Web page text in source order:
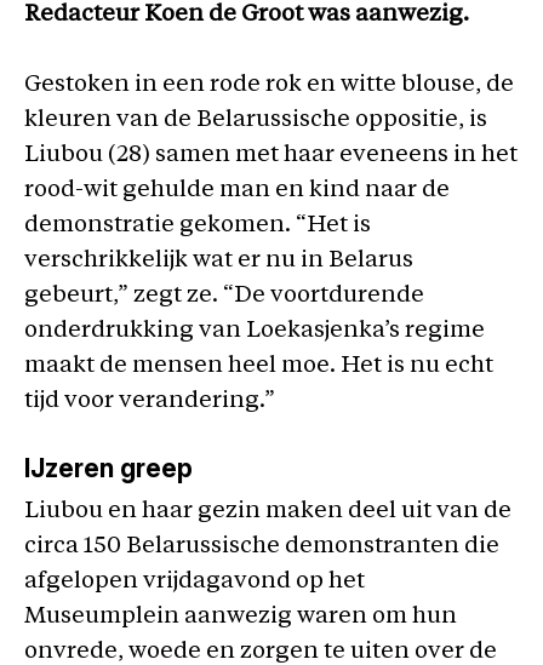
Redacteur Koen de Groot was aanwezig.
Gestoken in een rode rok en witte blouse, de
kleuren van de Belarussische oppositie, is
Liubou (28) samen met haar eveneens in het
rood-wit gehulde man en kind naar de
demonstratie gekomen. “Het is
verschrikkelijk wat er nu in Belarus
gebeurt,” zegt ze. “De voortdurende
onderdrukking van Loekasjenka’s regime
maakt de mensen heel moe. Het is nu echt
tijd voor verandering.”
IJzeren greep
Liubou en haar gezin maken deel uit van de
circa 150 Belarussische demonstranten die
afgelopen vrijdagavond op het
Museumplein aanwezig waren om hun
onvrede, woede en zorgen te uiten over de